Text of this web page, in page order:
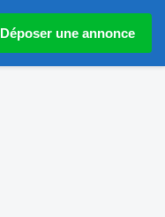
Déposer une annonce